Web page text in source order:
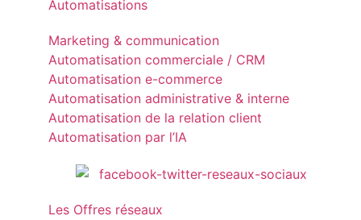
Automatisations
Marketing & communication
Automatisation commerciale / CRM
Automatisation e-commerce
Automatisation administrative & interne
Automatisation de la relation client
Automatisation par l’IA
Les Offres réseaux